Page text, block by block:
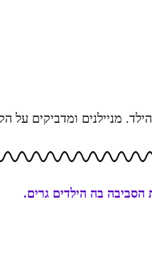
מניילנים ומדביקים
בה הילדים גרים.